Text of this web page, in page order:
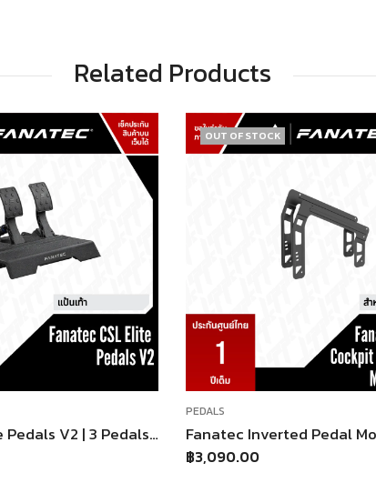
Related Products
Fanatec Inverted Pedal Mount Brackets | สำหรับ ClubSport GT Cockpit เท่านั้น | รองรับแป้น Third-Party | สีดำ Powder Coat
PEDALS
MOZA SR-P Double
฿3,990.00